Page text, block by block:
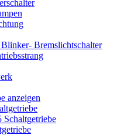
Bremslichtschalter
anzeigen